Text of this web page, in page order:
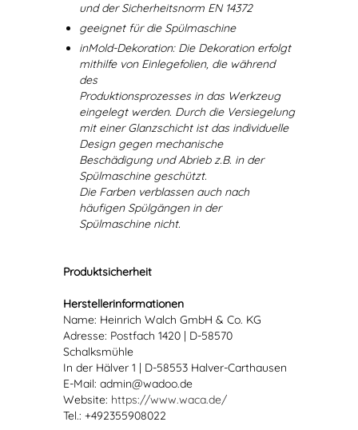
und der Sicherheitsnorm EN 14372
geeignet für die Spülmaschine
inMold-Dekoration: Die Dekoration erfolgt
mithilfe von Einlegefolien, die während
des
Produktionsprozesses in das Werkzeug
eingelegt werden. Durch die Versiegelung
mit einer Glanzschicht ist das individuelle
Design gegen mechanische
Beschädigung und Abrieb z.B. in der
Spülmaschine geschützt.
Die Farben verblassen auch nach
häufigen Spülgängen in der
Spülmaschine nicht.
Produktsicherheit
Herstellerinformationen
Name: Heinrich Walch GmbH & Co. KG
Adresse: Postfach 1420 | D-58570
Schalksmühle
In der Hälver 1 | D-58553 Halver-Carthausen
E-Mail: admin@wadoo.de
Website: https://www.waca.de/
Tel.: +492355908022